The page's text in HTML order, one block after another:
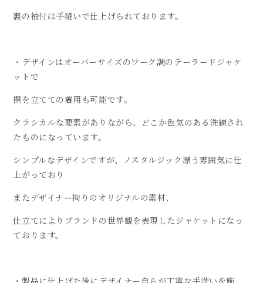
裏の袖付は手縫いで仕上げられております。
・デザインはオーバーサイズのワーク調のテーラードジャケ
ットで
襟を立てての着用も可能です。
クラシカルな要素がありながら、どこか色気のある洗練され
たものになっています。
シンプルなデザインですが、ノスタルジック漂う雰囲気に仕
上がっており
またデザイナー拘りのオリジナルの素材、
仕立てによりブランドの世界観を表現したジャケットになっ
ております。